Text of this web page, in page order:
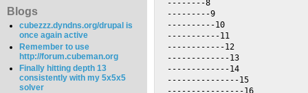
Blogs
cubezzz.dyndns.org/drupal is
once again active
Remember to use
http://forum.cubeman.org
Finally hitting depth 13
consistently with my 5x5x5
solver